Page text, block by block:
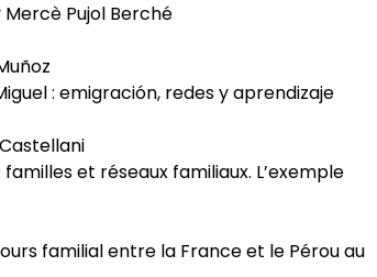
Pujol Berché
: emigración, redes y aprendizaje
et réseaux familiaux. L’exemple
familial entre la France et le Pérou au